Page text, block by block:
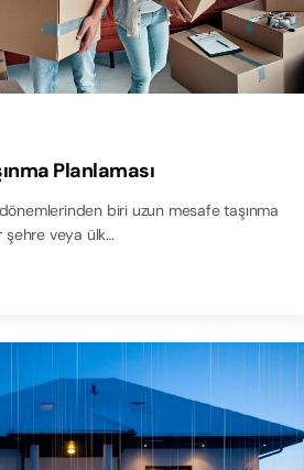
Planlaması
dönemlerinden biri uzun mesafe taşınma
şehre veya ülk…